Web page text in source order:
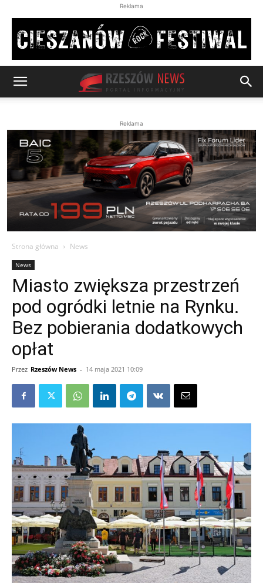
Reklama
Reklama
Strona główna News
News
Miasto zwiększa przestrzeń
pod ogródki letnie na Rynku.
Bez pobierania dodatkowych
opłat
Przez Rzeszów News - 14 maja 2021 10:09